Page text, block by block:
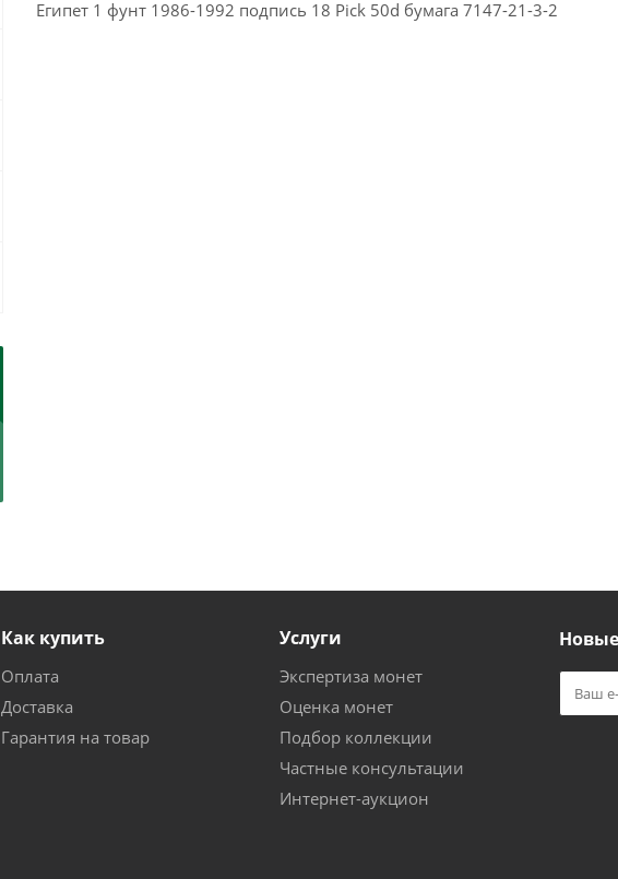
Египет 1 фунт 1986-1992 подпись 18 Pick 50d бумага 7147-21-3-2
Как купить
Оплата
Доставка
Гарантия на товар
Услуги
Экспертиза монет
Оценка монет
Подбор коллекции
Частные консультации
Интернет-аукцион